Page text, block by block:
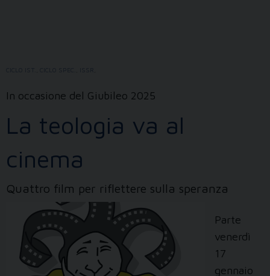
CICLO IST.
In occasione del Giubileo 2025
La teologia va al
cinema
Quattro film per riflettere sulla speranza
Parte
venerdì
17
gennaio